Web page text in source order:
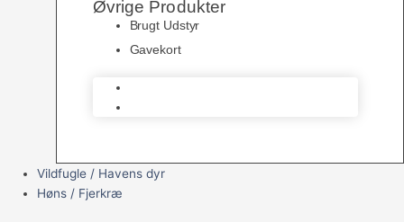
Øvrige Produkter
Brugt Udstyr
Gavekort
Vildfugle / Havens dyr
Høns / Fjerkræ